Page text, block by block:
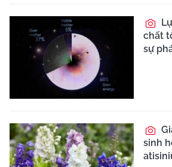
chất
sự
sinh